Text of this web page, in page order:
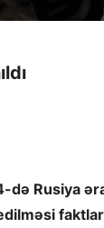
də Rusiya